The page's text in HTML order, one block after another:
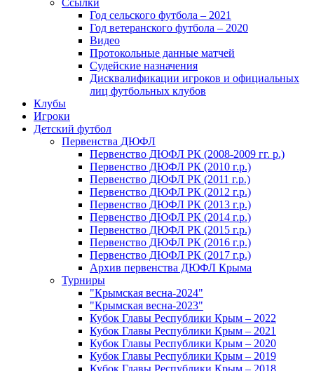
Ссылки
Год сельского футбола – 2021
Год ветеранского футбола – 2020
Видео
Протокольные данные матчей
Судейские назначения
Дисквалификации игроков и официальных
лиц футбольных клубов
Клубы
Игроки
Детский футбол
Первенства ДЮФЛ
Первенство ДЮФЛ РК (2008-2009 гг. р.)
Первенство ДЮФЛ РК (2010 г.р.)
Первенство ДЮФЛ РК (2011 г.р.)
Первенство ДЮФЛ РК (2012 г.р.)
Первенство ДЮФЛ РК (2013 г.р.)
Первенство ДЮФЛ РК (2014 г.р.)
Первенство ДЮФЛ РК (2015 г.р.)
Первенство ДЮФЛ РК (2016 г.р.)
Первенство ДЮФЛ РК (2017 г.р.)
Архив первенства ДЮФЛ Крыма
Турниры
"Крымская весна-2024"
"Крымская весна-2023"
Кубок Главы Республики Крым – 2022
Кубок Главы Республики Крым – 2021
Кубок Главы Республики Крым – 2020
Кубок Главы Республики Крым – 2019
Кубок Главы Республики Крым – 2018